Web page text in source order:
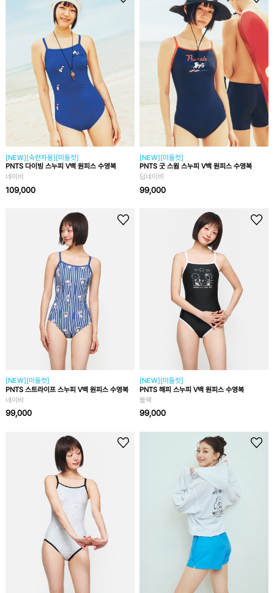
[NEW][숙련자용][미들컷]
PNTS 다이빙 스누피 V백 원피스 수영복
네이비
109,000
[NEW][미들컷]
PNTS 굿 스윔 스누피 V백 원피스 수영복
딥네이비
99,000
[NEW][미들컷]
PNTS 스트라이프 스누피 V백 원피스 수영복
네이비
99,000
[NEW][미들컷]
PNTS 해피 스누피 V백 원피스 수영복
블랙
99,000